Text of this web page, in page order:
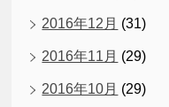
2016年12月 (31)
2016年11月 (29)
2016年10月 (29)